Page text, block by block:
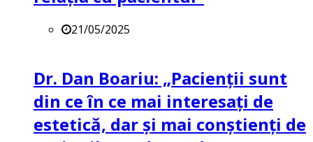
21/05/2025
Dr. Dan Boariu: „Pacienții sunt
din ce în ce mai interesați de
estetică, dar și mai conștienți de